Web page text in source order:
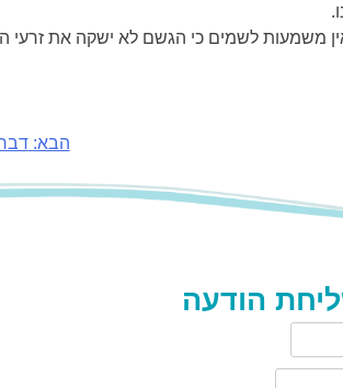
משמעות לשמים כי הגשם לא ישקה את זרעי
הבא:
הודעה